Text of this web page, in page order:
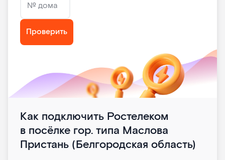
№ дома
Проверить
Как подключить Ростелеком
в посёлке гор. типа Маслова
Пристань (Белгородская область)